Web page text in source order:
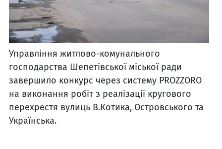
Управління житлово-комунального
господарства Шепетівської міської ради
завершило конкурс через систему PROZZORO
на виконання робіт з реалізації кругового
перехрестя вулиць В.Котика, Островського та
Українська.